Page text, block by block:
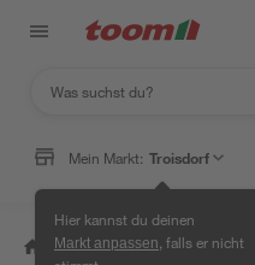
Mein Markt: Troisdorf
Hier kannst du deinen
Markt anpassen , falls er nicht
/ Garten & Freizeit /